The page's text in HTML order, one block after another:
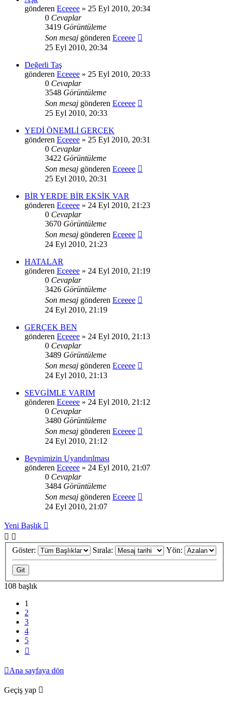
gönderen Eceeee » 25 Eyl 2010, 20:34
0 Cevaplar
3419 Görüntüleme
Son mesaj gönderen Eceeee
25 Eyl 2010, 20:34
Değerli Taş
gönderen Eceeee » 25 Eyl 2010, 20:33
0 Cevaplar
3548 Görüntüleme
Son mesaj gönderen Eceeee
25 Eyl 2010, 20:33
YEDİ ÖNEMLİ GERÇEK
gönderen Eceeee » 25 Eyl 2010, 20:31
0 Cevaplar
3422 Görüntüleme
Son mesaj gönderen Eceeee
25 Eyl 2010, 20:31
BİR YERDE BİR EKSİK VAR
gönderen Eceeee » 24 Eyl 2010, 21:23
0 Cevaplar
3670 Görüntüleme
Son mesaj gönderen Eceeee
24 Eyl 2010, 21:23
HATALAR
gönderen Eceeee » 24 Eyl 2010, 21:19
0 Cevaplar
3426 Görüntüleme
Son mesaj gönderen Eceeee
24 Eyl 2010, 21:19
GERÇEK BEN
gönderen Eceeee » 24 Eyl 2010, 21:13
0 Cevaplar
3489 Görüntüleme
Son mesaj gönderen Eceeee
24 Eyl 2010, 21:13
SEVGİMLE VARIM
gönderen Eceeee » 24 Eyl 2010, 21:12
0 Cevaplar
3480 Görüntüleme
Son mesaj gönderen Eceeee
24 Eyl 2010, 21:12
Beynimizin Uyandırılması
gönderen Eceeee » 24 Eyl 2010, 21:07
0 Cevaplar
3484 Görüntüleme
Son mesaj gönderen Eceeee
24 Eyl 2010, 21:07
Yeni Başlık
Göster: Sırala: Yön:
108 başlık
1
2
3
4
5
Ana sayfaya dön
Geçiş yap